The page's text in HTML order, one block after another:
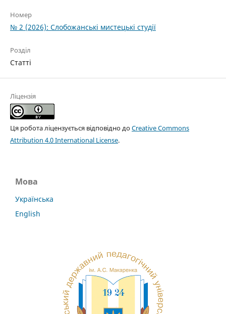
Номер
№ 2 (2026): Слобожанські мистецькі студії
Розділ
Статті
Ліцензія
Ця робота ліцензується відповідно доCreative Commons
Attribution 4.0 International License.
Мова
Українська
English